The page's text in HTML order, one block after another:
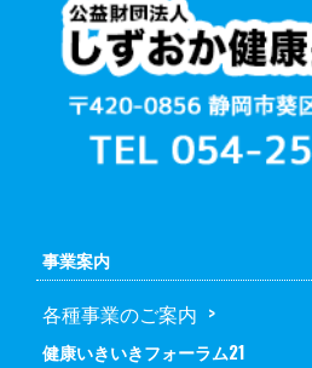
事業案内
各種事業のご案内
健康いきいきフォーラム21